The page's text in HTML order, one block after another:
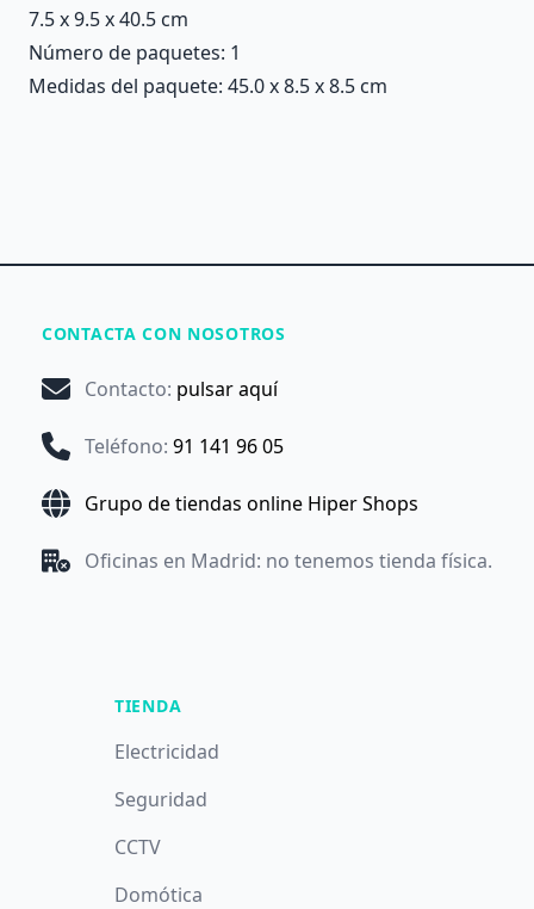
7.5 x 9.5 x 40.5 cm
Número de paquetes: 1
Medidas del paquete: 45.0 x 8.5 x 8.5 cm
CONTACTA CON NOSOTROS
Contacto: pulsar aquí
Teléfono: 91 141 96 05
Grupo de tiendas online Hiper Shops
Oficinas en Madrid: no tenemos tienda física.
TIENDA
Electricidad
Seguridad
CCTV
Domótica